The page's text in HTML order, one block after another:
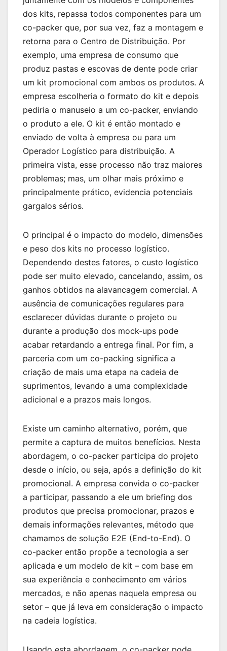
dos kits, repassa todos componentes para um
co-packer que, por sua vez, faz a montagem e
retorna para o Centro de Distribuição. Por
exemplo, uma empresa de consumo que
produz pastas e escovas de dente pode criar
um kit promocional com ambos os produtos. A
empresa escolheria o formato do kit e depois
pediria o manuseio a um co-packer, enviando
o produto a ele. O kit é então montado e
enviado de volta à empresa ou para um
Operador Logístico para distribuição. A
primeira vista, esse processo não traz maiores
problemas; mas, um olhar mais próximo e
principalmente prático, evidencia potenciais
gargalos sérios.
O principal é o impacto do modelo, dimensões
e peso dos kits no processo logístico.
Dependendo destes fatores, o custo logístico
pode ser muito elevado, cancelando, assim, os
ganhos obtidos na alavancagem comercial. A
ausência de comunicações regulares para
esclarecer dúvidas durante o projeto ou
durante a produção dos mock-ups pode
acabar retardando a entrega final. Por fim, a
parceria com um co-packing significa a
criação de mais uma etapa na cadeia de
suprimentos, levando a uma complexidade
adicional e a prazos mais longos.
Existe um caminho alternativo, porém, que
permite a captura de muitos benefícios. Nesta
abordagem, o co-packer participa do projeto
desde o início, ou seja, após a definição do kit
promocional. A empresa convida o co-packer
a participar, passando a ele um briefing dos
produtos que precisa promocionar, prazos e
demais informações relevantes, método que
chamamos de solução E2E (End-to-End). O
co-packer então propõe a tecnologia a ser
aplicada e um modelo de kit – com base em
sua experiência e conhecimento em vários
mercados, e não apenas naquela empresa ou
setor – que já leva em consideração o impacto
na cadeia logística.